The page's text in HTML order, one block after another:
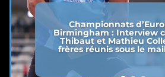
Championnats
Birmingham : Interview
Thibaut et Mathieu
frères réunis sous le